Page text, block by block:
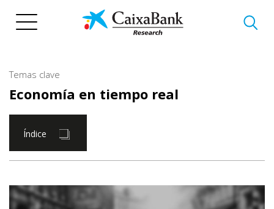
Temas clave
Economía en tiempo real
Índice